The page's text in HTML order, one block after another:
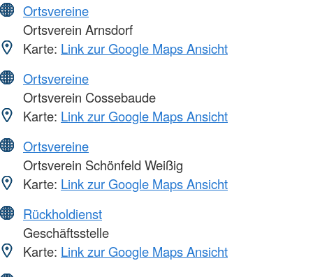
Ortsvereine
Ortsverein Arnsdorf
Karte: Link zur Google Maps Ansicht
Ortsvereine
Ortsverein Cossebaude
Karte: Link zur Google Maps Ansicht
Ortsvereine
Ortsverein Schönfeld Weißig
Karte: Link zur Google Maps Ansicht
Rückholdienst
Geschäftsstelle
Karte: Link zur Google Maps Ansicht